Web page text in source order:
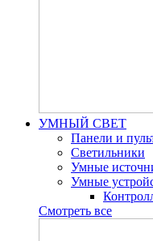
УМНЫЙ СВЕТ
Панели и
Светильники
Умные
Умные
Смотреть все